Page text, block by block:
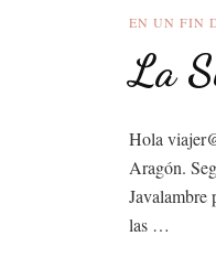
EN UN FIN
La
Hola
Aragón.
Javalambre
las …